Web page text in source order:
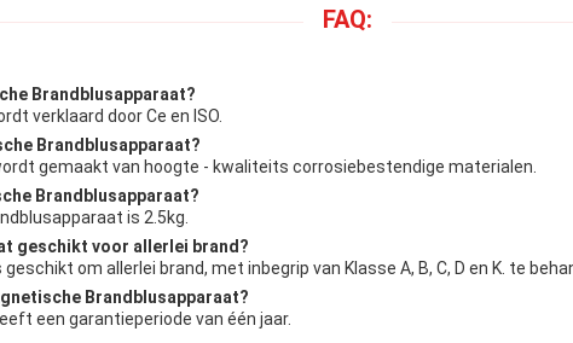
FAQ:
Brandblusapparaat?
verklaard door Ce en ISO.
Brandblusapparaat?
gemaakt van hoogte - kwaliteits corrosiebestendige materialen.
Brandblusapparaat?
is 2.5kg.
geschikt voor allerlei brand?
om allerlei brand, met inbegrip van Klasse A, B, C, D en K. te
Brandblusapparaat?
een garantieperiode van één jaar.